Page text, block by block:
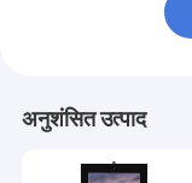
अनुशंसित उत्पाद